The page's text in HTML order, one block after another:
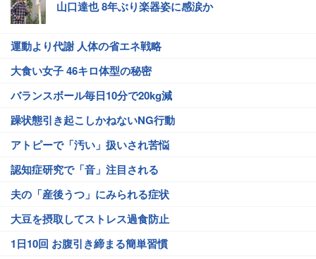
山口達也 8年ぶり楽器姿に感涙か
運動より代謝 人体の省エネ戦略
大食い女子 46キロ体型の秘密
バランスボール毎日10分で20kg減
躁状態引き起こしかねないNG行動
アトピーで「汚い」扱いされ苦悩
認知症研究で「音」注目される
夫の「産後うつ」にみられる症状
大豆を摂取してストレス過食防止
1日10回 お腹引き締まる簡単習慣